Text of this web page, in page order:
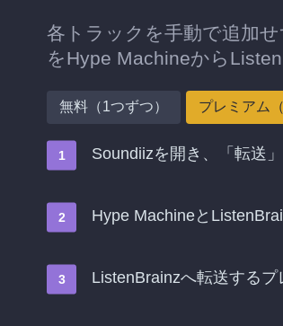
各トラックを手動で追加
をHype Machineから
無料（1つずつ） プレミアム
Soundiizを開き、「転送
Hype Machineと
ListenBrainzへ転送する